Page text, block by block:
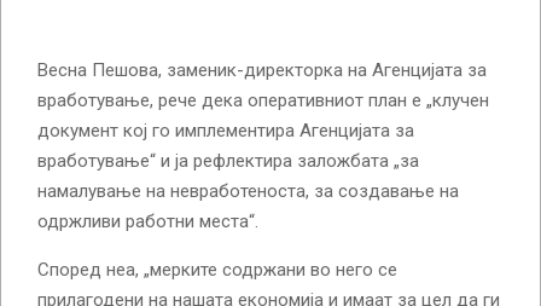
Весна Пешова, заменик-директорка на Агенцијата за
вработување, рече дека оперативниот план е „клучен
документ кој го имплементира Агенцијата за
вработување“ и ја рефлектира заложбата „за
намалување на невработеноста, за создавање на
одржливи работни места“.
Според неа, „мерките содржани во него се
прилагодени на нашата економија и имаат за цел да ги